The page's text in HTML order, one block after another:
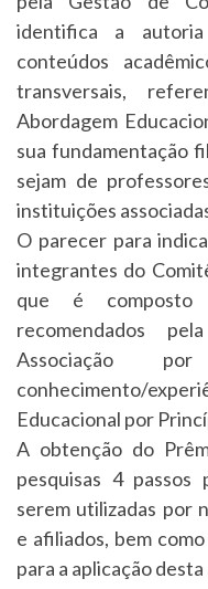
identifica a
conteúdos
transversais,
Abordagem
sua fundamentação
sejam de
instituições
O parecer para
integrantes do
que é
recomendados
Associação
conhecimento/
Educacional por
A obtenção do
pesquisas 4 passos
serem utilizadas por
e afiliados, bem
para a aplicação